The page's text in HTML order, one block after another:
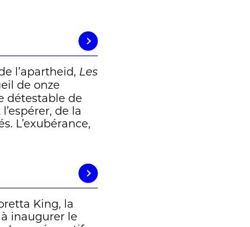
l’apartheid, Les
de onze
détestable de
de la
L’exubérance,
King, la
inaugurer le